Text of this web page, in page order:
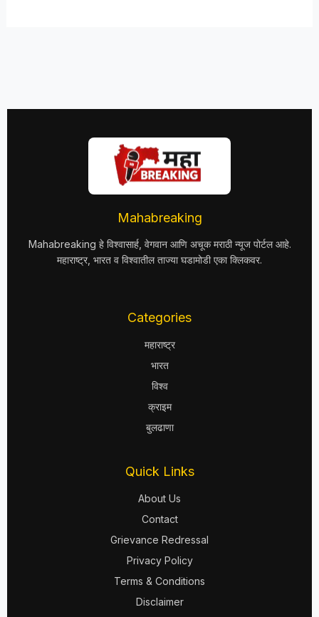
Mahabreaking
Mahabreaking हे विश्वासार्ह, वेगवान आणि अचूक मराठी न्यूज पोर्टल आहे.
महाराष्ट्र, भारत व विश्वातील ताज्या घडामोडी एका क्लिकवर.
Categories
महाराष्ट्र
भारत
विश्व
क्राइम
बुलढाणा
Quick Links
About Us
Contact
Grievance Redressal
Privacy Policy
Terms & Conditions
Disclaimer